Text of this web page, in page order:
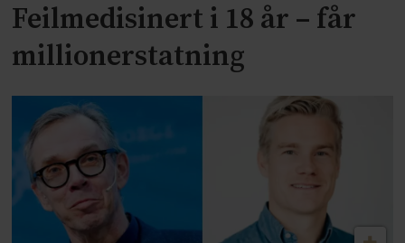
Feilmedisinert i 18 år – får
millionerstatning